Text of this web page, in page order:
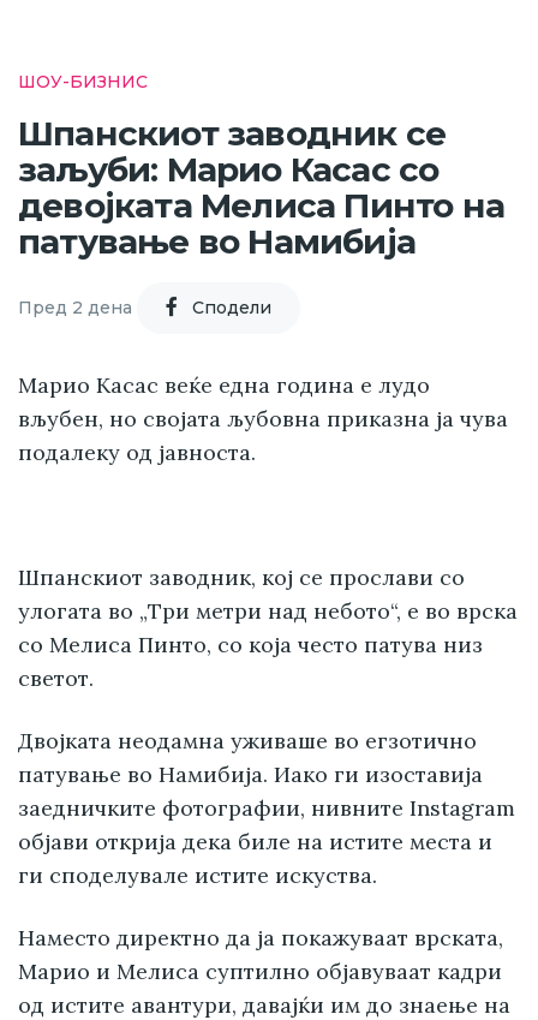
ШОУ-БИЗНИС
Шпанскиот заводник се
заљуби: Марио Касас со
девојката Мелиса Пинто на
патување во Намибија
Пред 2 дена Cподели
Марио Касас веќе една година е лудо
вљубен, но својата љубовна приказна ја чува
подалеку од јавноста.
Шпанскиот заводник, кој се прослави со
улогата во „Три метри над небото“, е во врска
со Мелиса Пинто, со која често патува низ
светот.
Двојката неодамна уживаше во егзотично
патување во Намибија. Иако ги изоставија
заедничките фотографии, нивните Instagram
објави открија дека биле на истите места и
ги споделувале истите искуства.
Наместо директно да ја покажуваат врската,
Марио и Мелиса суптилно објавуваат кадри
од истите авантури, давајќи им до знаење на